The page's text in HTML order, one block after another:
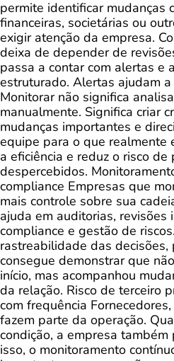
permite identificar mudanças
financeiras, societárias ou
exigir atenção da empresa.
deixa de depender de
passa a contar com alertas e
estruturado. Alertas ajudam
Monitorar não significa
manualmente. Significa criar
mudanças importantes e
equipe para o que realmente
a eficiência e reduz o risco
despercebidos.
compliance Empresas que
mais controle sobre sua
ajuda em auditorias, revisões
compliance e gestão de
rastreabilidade das decisões,
consegue demonstrar que
início, mas acompanhou
da relação. Risco de terceiro
com frequência
fazem parte da operação.
condição, a empresa
isso, o monitoramento